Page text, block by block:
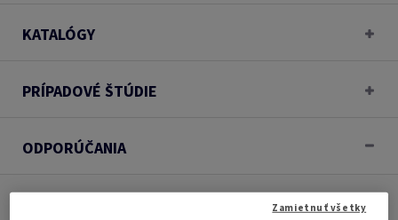
KATALÓGY
PRÍPADOVÉ ŠTÚDIE
ODPORÚČANIA
Zamietnuť všetky